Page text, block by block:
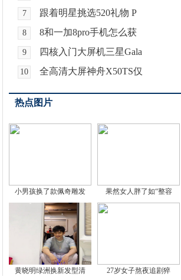
7 跟着明星挑选520礼物 P
8 8和一加8pro手机怎么获
9 四核入门大屏机三星Gala
10 全高清大屏神舟X50TS仅
热点图片
小男孩换了款佩奇雕发 果然女人胖了如“整容
黄晓明绿洲换新发型清 27岁女子熬夜追剧猝